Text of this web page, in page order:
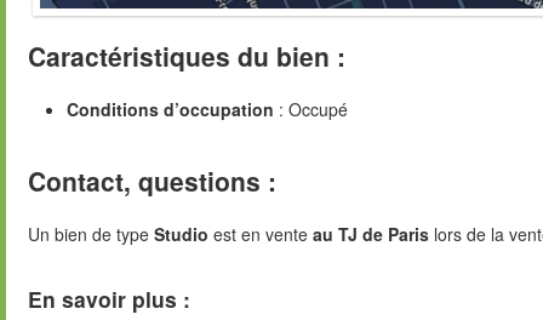
Caractéristiques du bien :
Conditions d’occupation : Occupé
Contact, questions :
Un bien de type Studio est en vente au TJ de Paris lors de la
En savoir plus :